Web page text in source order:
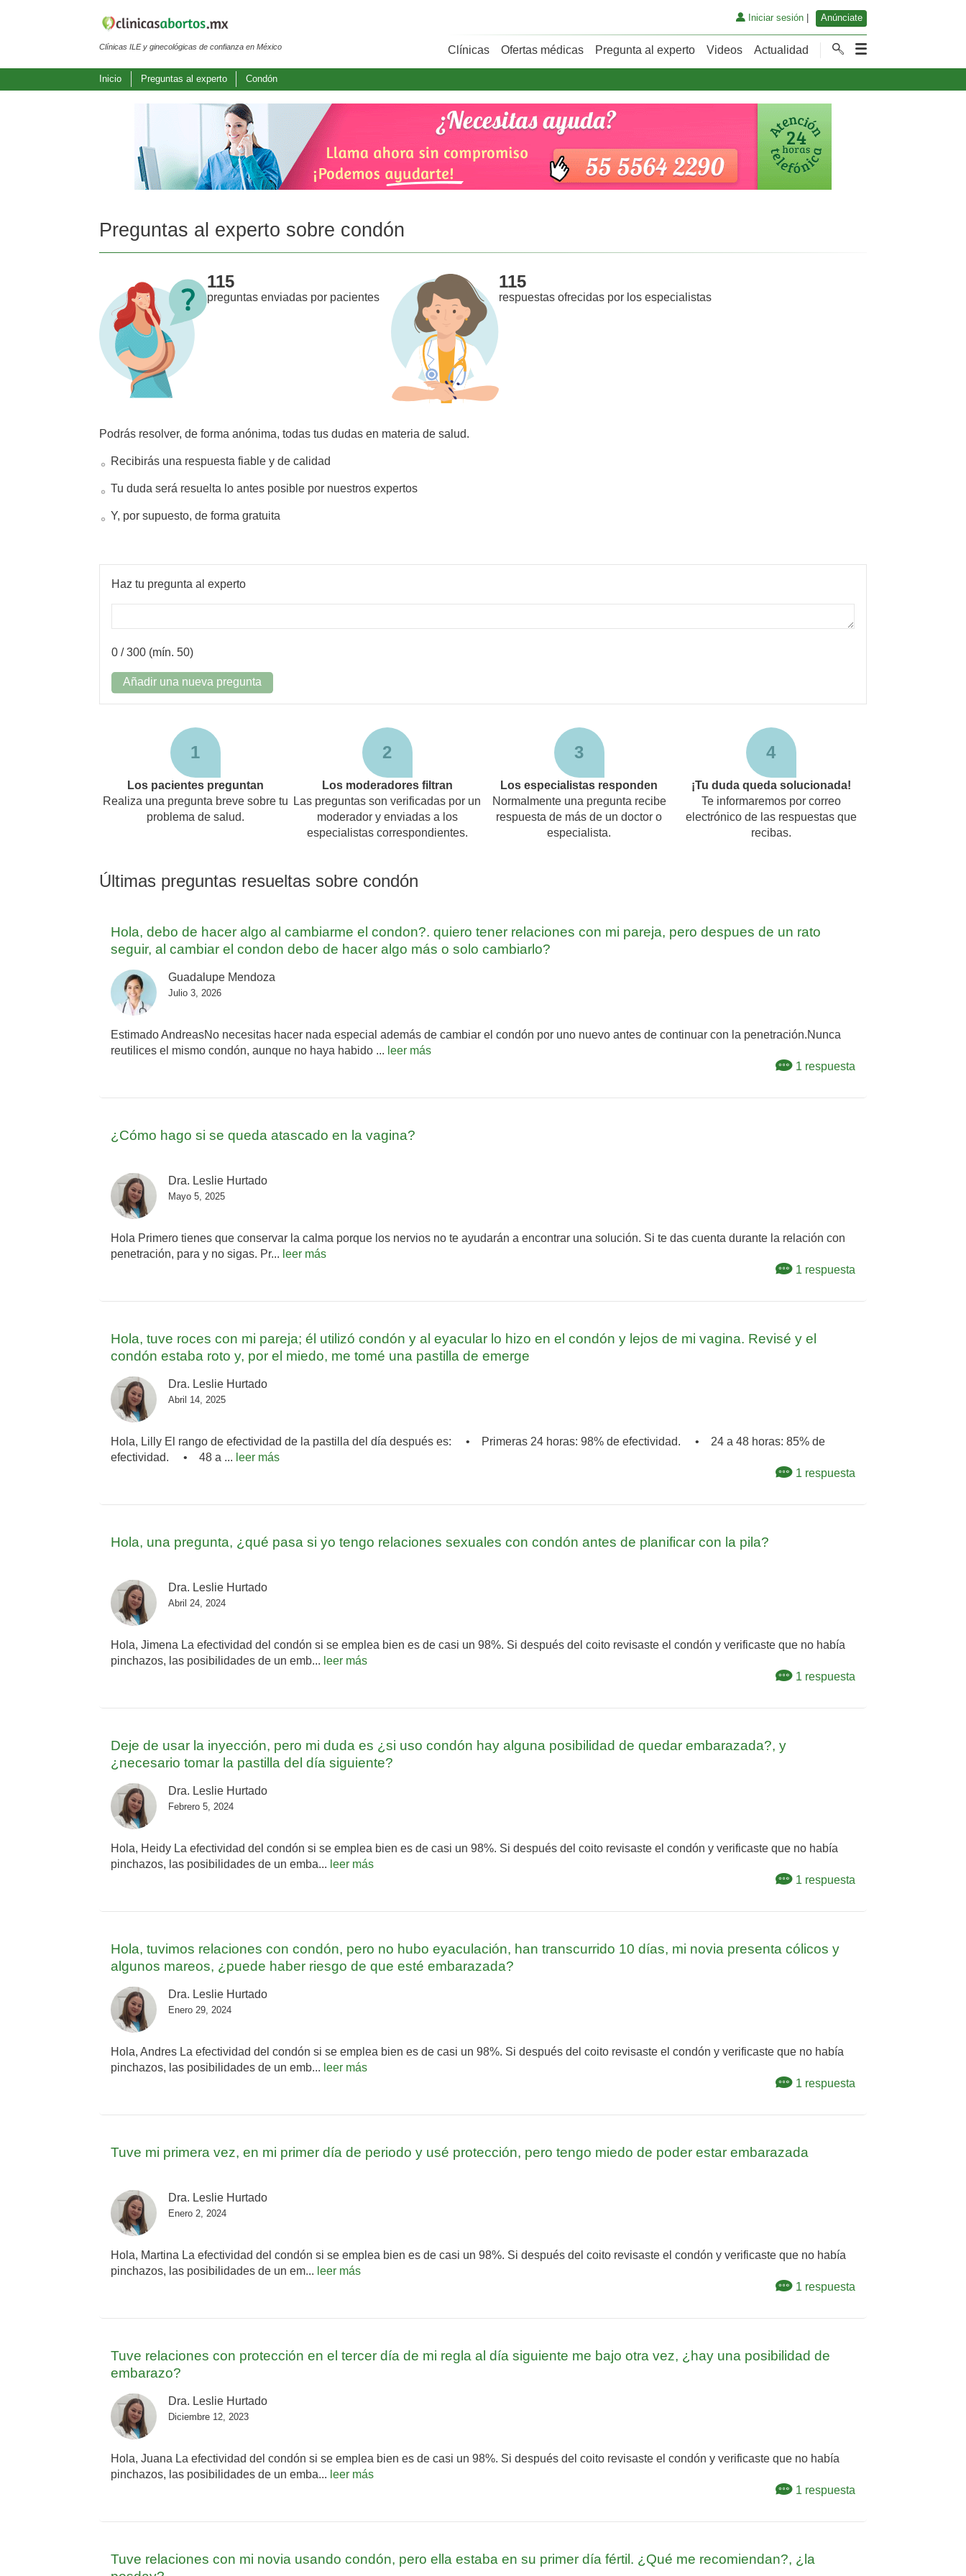
Clínicas ILE y ginecológicas de confianza en México
Iniciar sesión| Anúnciate
Clínicas Ofertas médicas Pregunta al experto Videos Actualidad
Inicio Preguntas al experto Condón
Preguntas al experto sobre condón
115
preguntas enviadas por pacientes
115
respuestas ofrecidas por los especialistas
Podrás resolver, de forma anónima, todas tus dudas en materia de salud.
Recibirás una respuesta fiable y de calidad
Tu duda será resuelta lo antes posible por nuestros expertos
Y, por supuesto, de forma gratuita
Haz tu pregunta al experto
0 / 300 (mín. 50)
Añadir una nueva pregunta
1
Los pacientes preguntan
Realiza una pregunta breve sobre tu
problema de salud.
2
Los moderadores filtran
Las preguntas son verificadas por un
moderador y enviadas a los
especialistas correspondientes.
3
Los especialistas responden
Normalmente una pregunta recibe
respuesta de más de un doctor o
especialista.
4
¡Tu duda queda solucionada!
Te informaremos por correo
electrónico de las respuestas que
recibas.
Últimas preguntas resueltas sobre condón
Hola, debo de hacer algo al cambiarme el condon?. quiero tener relaciones con mi pareja, pero despues de un rato
seguir, al cambiar el condon debo de hacer algo más o solo cambiarlo?
Guadalupe Mendoza
Julio 3, 2026
Estimado AndreasNo necesitas hacer nada especial además de cambiar el condón por uno nuevo antes de continuar con la penetración.Nunca
reutilices el mismo condón, aunque no haya habido ... leer más
1 respuesta
¿Cómo hago si se queda atascado en la vagina?
Dra. Leslie Hurtado
Mayo 5, 2025
Hola Primero tienes que conservar la calma porque los nervios no te ayudarán a encontrar una solución. Si te das cuenta durante la relación con
penetración, para y no sigas. Pr... leer más
1 respuesta
Hola, tuve roces con mi pareja; él utilizó condón y al eyacular lo hizo en el condón y lejos de mi vagina. Revisé y el
condón estaba roto y, por el miedo, me tomé una pastilla de emerge
Dra. Leslie Hurtado
Abril 14, 2025
Hola, Lilly El rango de efectividad de la pastilla del día después es: • Primeras 24 horas: 98% de efectividad. • 24 a 48 horas: 85% de
efectividad. • 48 a ... leer más
1 respuesta
Hola, una pregunta, ¿qué pasa si yo tengo relaciones sexuales con condón antes de planificar con la pila?
Dra. Leslie Hurtado
Abril 24, 2024
Hola, Jimena La efectividad del condón si se emplea bien es de casi un 98%. Si después del coito revisaste el condón y verificaste que no había
pinchazos, las posibilidades de un emb... leer más
1 respuesta
Deje de usar la inyección, pero mi duda es ¿si uso condón hay alguna posibilidad de quedar embarazada?, y
¿necesario tomar la pastilla del día siguiente?
Dra. Leslie Hurtado
Febrero 5, 2024
Hola, Heidy La efectividad del condón si se emplea bien es de casi un 98%. Si después del coito revisaste el condón y verificaste que no había
pinchazos, las posibilidades de un emba... leer más
1 respuesta
Hola, tuvimos relaciones con condón, pero no hubo eyaculación, han transcurrido 10 días, mi novia presenta cólicos y
algunos mareos, ¿puede haber riesgo de que esté embarazada?
Dra. Leslie Hurtado
Enero 29, 2024
Hola, Andres La efectividad del condón si se emplea bien es de casi un 98%. Si después del coito revisaste el condón y verificaste que no había
pinchazos, las posibilidades de un emb... leer más
1 respuesta
Tuve mi primera vez, en mi primer día de periodo y usé protección, pero tengo miedo de poder estar embarazada
Dra. Leslie Hurtado
Enero 2, 2024
Hola, Martina La efectividad del condón si se emplea bien es de casi un 98%. Si después del coito revisaste el condón y verificaste que no había
pinchazos, las posibilidades de un em... leer más
1 respuesta
Tuve relaciones con protección en el tercer día de mi regla al día siguiente me bajo otra vez, ¿hay una posibilidad de
embarazo?
Dra. Leslie Hurtado
Diciembre 12, 2023
Hola, Juana La efectividad del condón si se emplea bien es de casi un 98%. Si después del coito revisaste el condón y verificaste que no había
pinchazos, las posibilidades de un emba... leer más
1 respuesta
Tuve relaciones con mi novia usando condón, pero ella estaba en su primer día fértil. ¿Qué me recomiendan?, ¿la